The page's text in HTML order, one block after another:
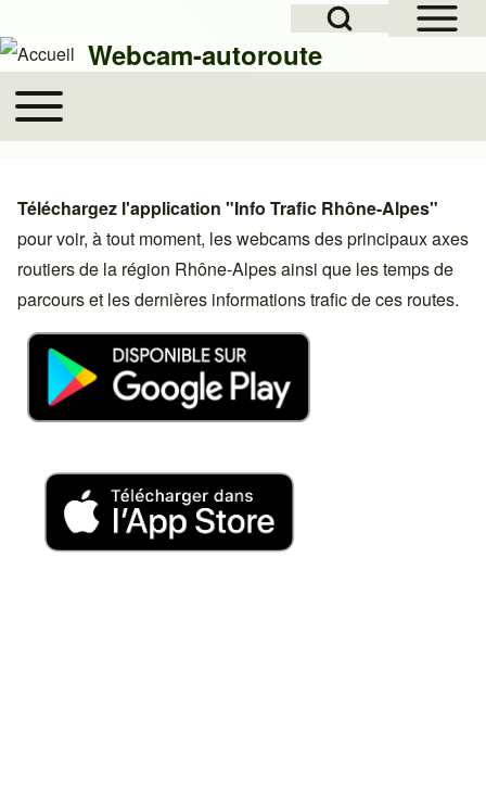
Close search
Rechercher
Webcam-autoroute
Main navigation
Toggle main menu
Téléchargez l'application "Info Trafic Rhône-Alpes"
pour voir, à tout moment, les webcams des principaux axes
routiers de la région Rhône-Alpes ainsi que les temps de
parcours et les dernières informations trafic de ces routes.